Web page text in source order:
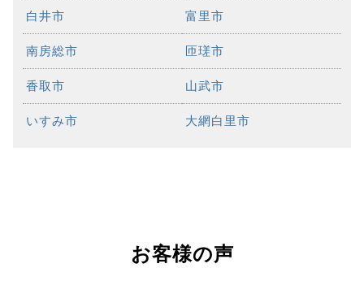
白井市 富里市
南房総市 匝瑳市
香取市 山武市
いすみ市 大網白里市
お客様の声